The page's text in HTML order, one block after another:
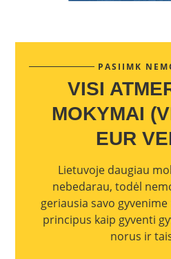
PASIIMK
VISI
MOKYMAI
EUR
Lietuvoje daugiau
nebedarau, todėl
geriausia savo
principus kaip gyventi
norus ir